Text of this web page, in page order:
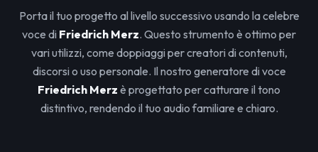
Porta il tuo progetto al livello successivo usando la celebre
voce di Friedrich Merz. Questo strumento è ottimo per
vari utilizzi, come doppiaggi per creatori di contenuti,
discorsi o uso personale. Il nostro generatore di voce
Friedrich Merz è progettato per catturare il tono
distintivo, rendendo il tuo audio familiare e chiaro.